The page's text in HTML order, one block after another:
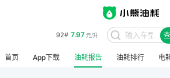
首页 App下载 油耗报告 油耗排行 电